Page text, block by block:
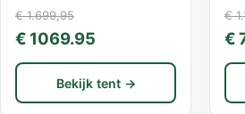
€ 1.699,95
€ 1069.95
Bekijk tent →
€
€